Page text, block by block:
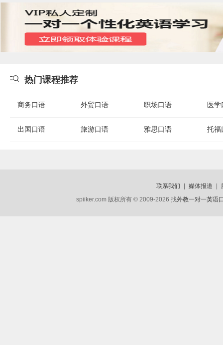
 热门课程推荐
商务口语 外贸口语 职场口语 医学
出国口语 旅游口语 雅思口语 托福
联系我们 媒体报道
spiiker.com 版权所有 © 2009-2026 找外教一对一英语